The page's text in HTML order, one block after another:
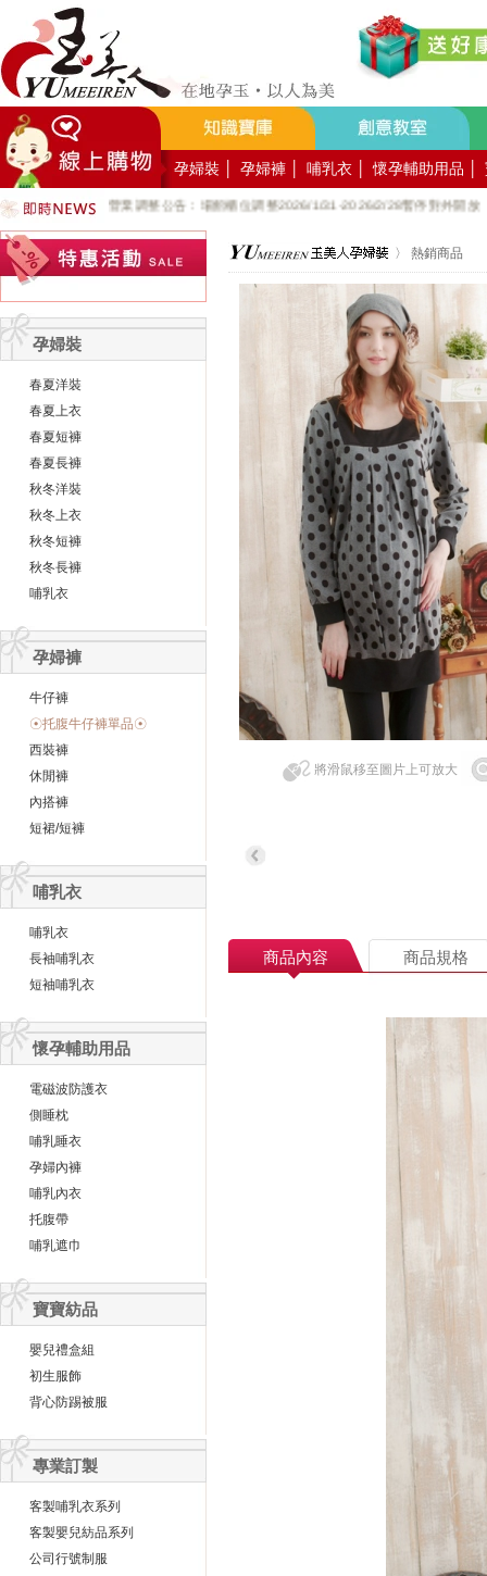
孕婦裝 孕婦褲 哺乳衣 懷孕輔助用品
營業調整公告：員工教育訓練115.8.1週六全館不對外開放
營業調整公告：115.7.18週六至115.7.19週日休館
營業調整公告：端午連假115.6.19週五至115.6.21週日休館
營業調整公告：五一勞動節連假115.5.1週五至115.5.4週一休館
營業調整公告：228連假115.2.27週五至115.3.1週日休館
營業調整公告：場館櫃位調整2026/1/31-2026/2/28暫停對外開放
公司總機服務專線02-89669762
玉美人，竭誠歡迎您的加入~新加入會員送購物金100元~
玉美人.板橋門市.觀光工廠歡迎大家使用國民旅遊卡消費!
孕婦裝
春夏洋裝
春夏上衣
春夏短褲
春夏長褲
秋冬洋裝
秋冬上衣
秋冬短褲
秋冬長褲
哺乳衣
孕婦褲
牛仔褲
☉托腹牛仔褲單品☉
西裝褲
休閒褲
內搭褲
短裙/短褲
哺乳衣
哺乳衣
長袖哺乳衣
短袖哺乳衣
懷孕輔助用品
電磁波防護衣
側睡枕
哺乳睡衣
孕婦內褲
哺乳內衣
托腹帶
哺乳遮巾
寶寶紡品
嬰兒禮盒組
初生服飾
背心防踢被服
專業訂製
客製哺乳衣系列
客製嬰兒紡品系列
公司行號制服
〉 熱銷商品
將滑鼠移至圖片上可放大
商品內容 商品規格